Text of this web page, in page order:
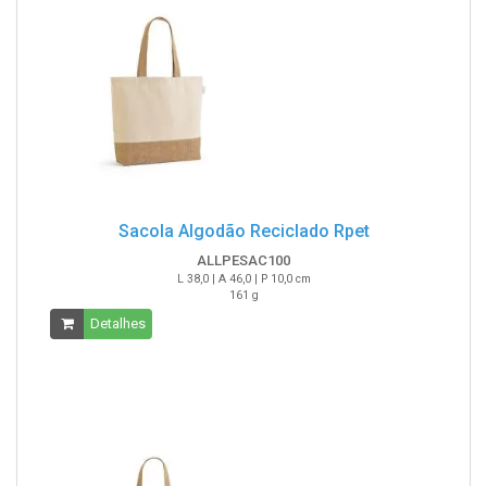
Sacola Algodão Reciclado Rpet
ALLPESAC100
L 38,0 | A 46,0 | P 10,0 cm
161 g
Detalhes